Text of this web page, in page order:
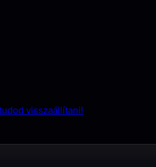
visszaállítani!